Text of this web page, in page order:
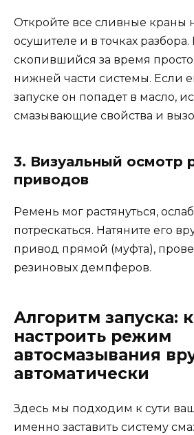
Откройте все сливные краны
осушителе и в точках разбора.
скопившийся за время
нижней части системы. Если
запуске он попадет в масло,
смазывающие свойства и
3. Визуальный осмотр
приводов
Ремень мог растянуться,
потрескаться. Натяните его
привод прямой (муфта),
резиновых демпферов.
Алгоритм запуска:
настроить режим
автосмазывания
автоматически
Здесь мы подходим к сути
именно заставить систему